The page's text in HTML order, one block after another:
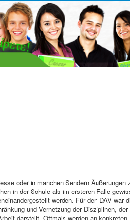
oder in manchen Sendern Äußerungen
in der Schule als im ersteren Falle
werden. Für den DAV war
und Vernetzung der Disziplinen, der
darstellt. Oftmals werden an konkreten